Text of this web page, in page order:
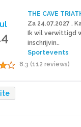
THE CAVE
Za 24.07.2027 .
Ik wil verwittigd
inschrijvin..
Sportevents
8.3 (112 reviews)